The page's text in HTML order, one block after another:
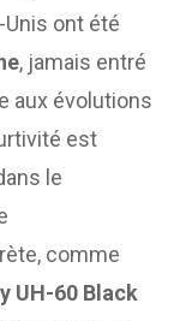
ont été
, jamais entré
aux évolutions
est
le
comme
UH-60 Black